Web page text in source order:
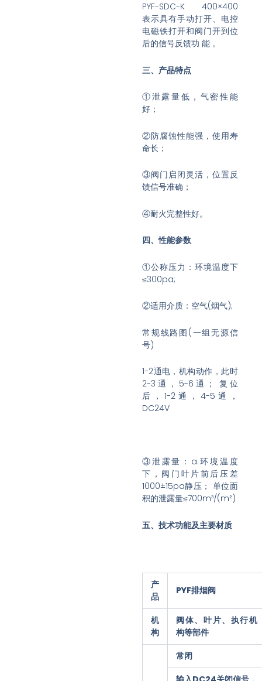
PYF-SDC-K 400×400
表示具有手动打开、电控
电磁铁打开和阀门开到位
后的信号反馈功 能 。
三、产品特点
①泄露量低，气密性能
好；
②防腐蚀性能强，使用寿
命长；
③阀门启闭灵活，位置反
馈信号准确；
④耐火完整性好。
四、性能参数
①公称压力：环境温度下
≤300pa;
②适用介质：空气(烟气);
常规线路图(一组无源信
号)
1-2通电，机构动作，此时
2-3通，5-6通； 复位
后，1-2通，4-5通，
DC24V
③泄露量：a.环境温度
下，阀门叶片前后压差
1000±15pa静压； 单位面
积的泄露量≤700m³/(m²)
五、技术功能及主要材质
产
品
PYF排烟阀
机
构
阀体、叶片、执行机
构等部件
常闭